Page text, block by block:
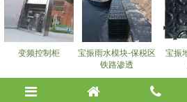
变频控制柜
宝振雨水模块-保税区
铁路渗透
宝振